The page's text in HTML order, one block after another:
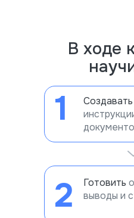
В ходе
2 Готовить
выводы и
1 Создавать